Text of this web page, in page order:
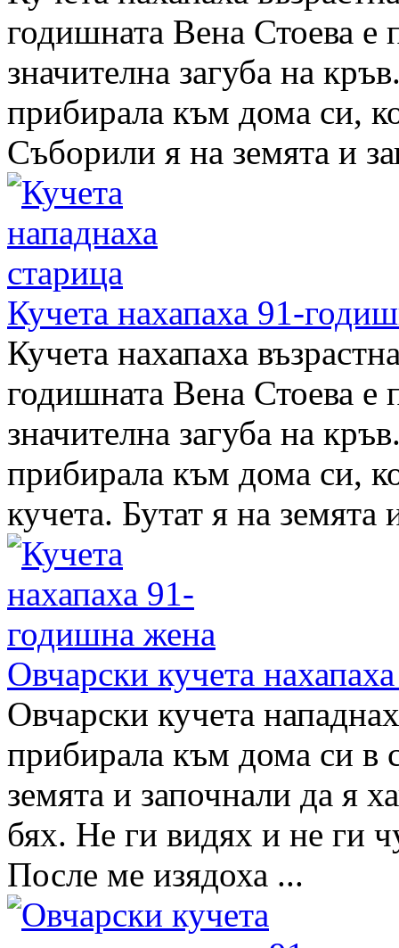
годишната Вена Стоева е
значителна загуба на
прибирала към дома си,
Съборили я на земята и
Кучета нахапаха 91-
Кучета нахапаха
годишната Вена Стоева е
значителна загуба на
прибирала към дома си,
кучета. Бутат я на земята
Овчарски кучета
Овчарски кучета
прибирала към дома си в
земята и започнали да я
бях. Не ги видях и не ги
После ме изядоха ...